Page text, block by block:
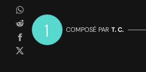
1 COMPOSÉ PAR T. C.